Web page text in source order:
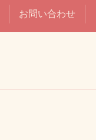
お問い合わせ